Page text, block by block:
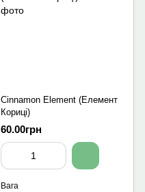
Cinnamon Element (Елемент
Кориці)
60.00грн
Вага